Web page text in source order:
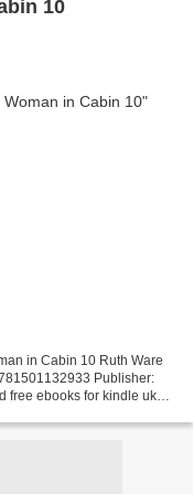
10
in Cabin 10 Ruth Ware
Publisher:
free ebooks for kindle uk